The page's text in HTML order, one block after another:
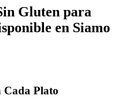
Gluten para
en Siamo
Cada Plato